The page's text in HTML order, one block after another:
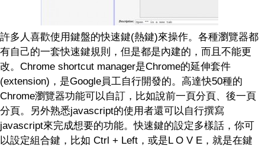
許多人喜歡使用鍵盤的快速鍵(熱鍵)來操作。各種瀏覽器都
有自己的一套快速鍵規則，但是都是內建的，而且不能更
改。Chrome shortcut manager是Chrome的延伸套件
(extension)，是Google員工自行開發的。高達快50種的
Chrome瀏覽器功能可以自訂，比如說前一頁分頁、後一頁
分頁。另外熟悉javascript的使用者還可以自行撰寫
javascript來完成想要的功能。快速鍵的設定多樣話，你可
以設定組合鍵，比如 Ctrl + Left，或是L O V E，就是在鍵